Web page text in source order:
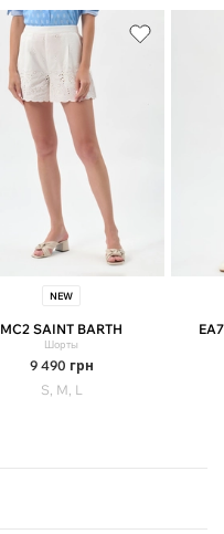
NEW
MC2 SAINT BARTH
Шорты
9 490 грн
S, M, L